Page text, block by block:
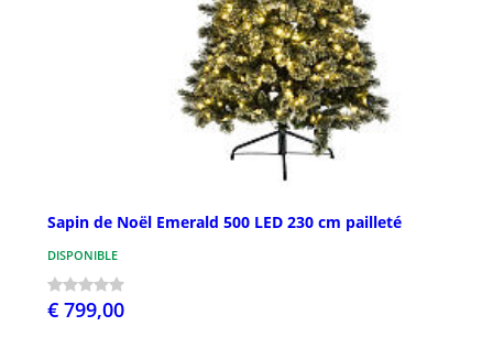
Sapin de Noël Emerald 500 LED 230 cm pailleté
DISPONIBLE
€ 799,00